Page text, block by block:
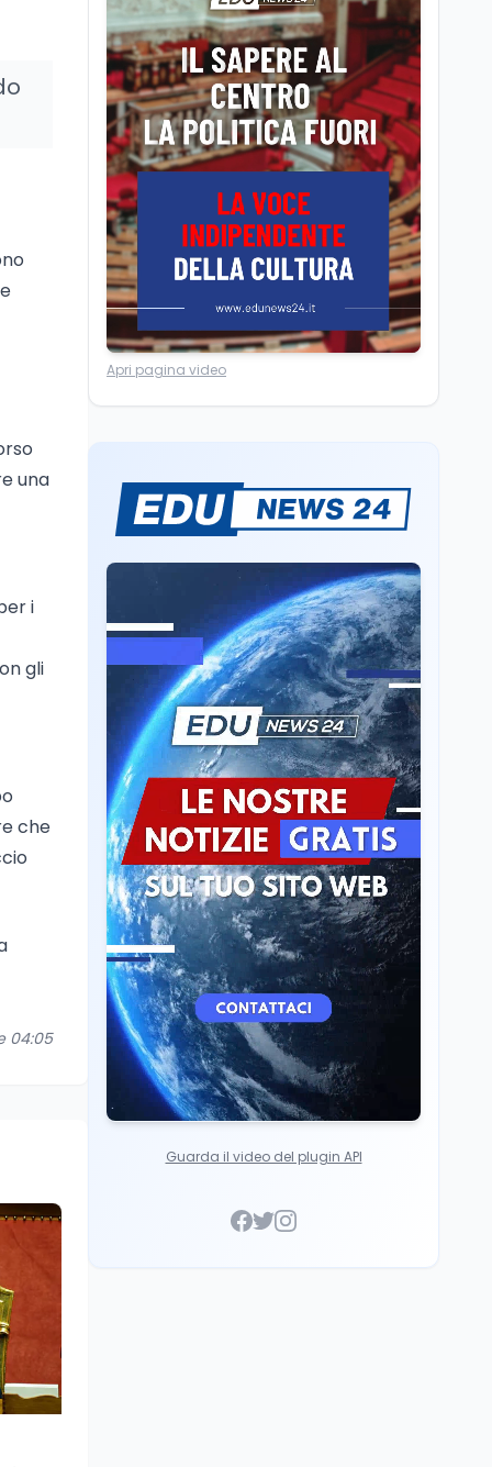
una
i
gli
che
04:05
La ministra Calderone
firma il patto con Asstel
per il rilancio del Siisl,
piattaforma, in
collaborazione con
l'Inps, per l'incontro tra
domanda e offerta di
Cultura6 ago
Cinema, chiusa la fase
istruttoria: voto finale il
soddisfazione di
Mollicone
Scuola 6 ago
Posizioni economiche
ATA: 46.297 nuove
posizioni economiche
con arretrati fino a
4.150 euro
spento a Pàvana: addio
Cultura6 ago
Se n'è andato il
Maestrone: addio a
l'ultimo cantore di una
generazione ribelle
Lavoro6 ago
La ministra Calderone
firma il patto con Asstel
per il rilancio del Siisl,
piattaforma, in
collaborazione con
l'Inps, per l'incontro tra
domanda e offerta di
lavoro
Cultura6 ago
Cinema, chiusa la fase
istruttoria: voto finale il
9 settembre in Aula. La
soddisfazione di
Mollicone
Scuola6 ago
Posizioni economiche
ATA: 46.297 nuove
posizioni economiche
con arretrati fino a
4.150 euro
Apri pagina video
Guarda il video del plugin API